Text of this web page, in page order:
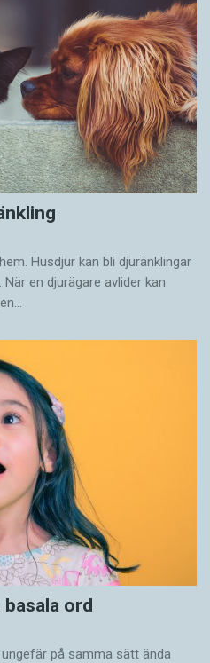
Husdjur kan bli djuränklingar
en djurägare avlider kan
ord
på samma sätt ända